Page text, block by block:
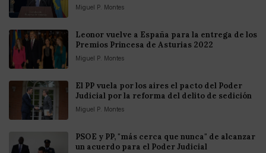
Miguel P. Montes
Leonor vuelve a España para la entrega de los
Premios Princesa de Asturias 2022
Miguel P. Montes
El PP vuela por los aires el pacto del Poder
Judicial por la reforma del delito de sedición
Miguel P. Montes
PSOE y PP, "más cerca que nunca" de alcanzar
un acuerdo para el Poder Judicial